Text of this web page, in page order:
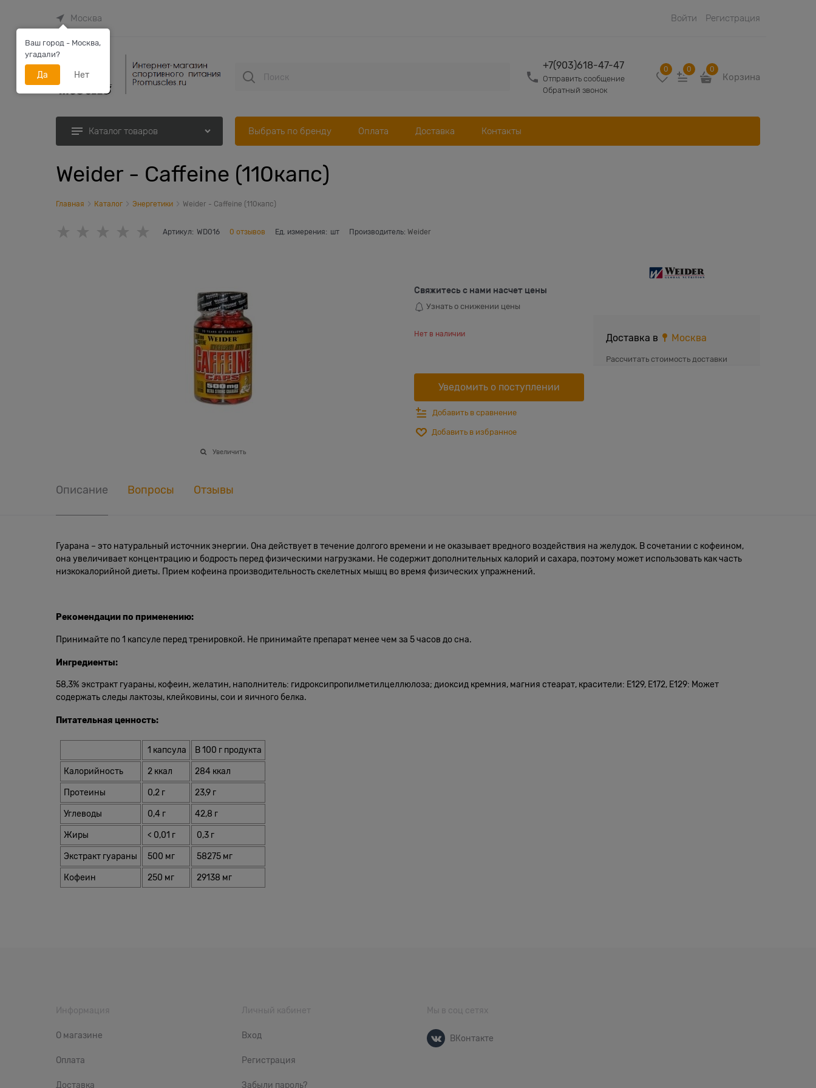
Москва Войти Регистрация
+7(903)618-47-47
Отправить сообщение
Обратный звонок
0 0 0
Корзина
Каталог товаров Выбрать по бренду Оплата Доставка Контакты
Weider - Caffeine (110капс)
Главная Каталог Энергетики Weider - Caffeine (110капс)
Артикул: WD016 0 отзывов Ед. измерения: шт Производитель: Weider
Увеличить
Свяжитесь с нами насчет цены
Узнать о снижении цены
Нет в наличии
Уведомить о поступлении
Добавить в сравнение
Добавить в избранное
Доставка в Москва
Рассчитать стоимость доставки
Описание Вопросы Отзывы
Гуарана – это натуральный источник энергии. Она действует в течение долгого времени и не оказывает вредного воздействия на желудок. В сочетании с кофеином,
она увеличивает концентрацию и бодрость перед физическими нагрузками. Не содержит дополнительных калорий и сахара, поэтому может использовать как часть
низкокалорийной диеты. Прием кофеина производительность скелетных мышц во время физических упражнений.
Рекомендации по применению:
Принимайте по 1 капсуле перед тренировкой. Не принимайте препарат менее чем за 5 часов до сна.
Ингредиенты:
58,3% экстракт гуараны, кофеин, желатин, наполнитель: гидроксипропилметилцеллюлоза; диоксид кремния, магния стеарат, красители: E129, E172, E129: Может
содержать следы лактозы, клейковины, сои и яичного белка.
Питательная ценность:
1 капсула В 100 г продукта
Калорийность 2 ккал 284 ккал
Протеины 0,2 г 23,9 г
Углеводы 0,4 г 42,8 г
Жиры < 0,01 г 0,3 г
Экстракт гуараны 500 мг 58275 мг
Кофеин 250 мг 29138 мг
Информация
О магазине
Оплата
Доставка
Личный кабинет
Вход
Регистрация
Забыли пароль?
Мы в соц сетях
ВКонтакте
Ваш город - Москва,
угадали?
Да Нет